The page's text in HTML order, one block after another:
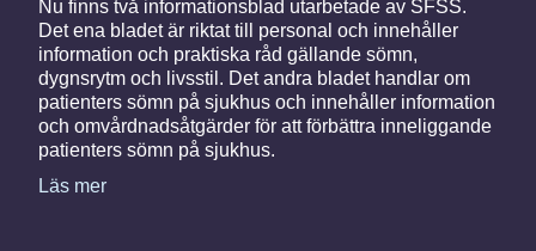
Nu finns två informationsblad utarbetade av SFSS.
Det ena bladet är riktat till personal och innehåller
information och praktiska råd gällande sömn,
dygnsrytm och livsstil. Det andra bladet handlar om
patienters sömn på sjukhus och innehåller information
och omvårdnadsåtgärder för att förbättra inneliggande
patienters sömn på sjukhus.
Läs mer